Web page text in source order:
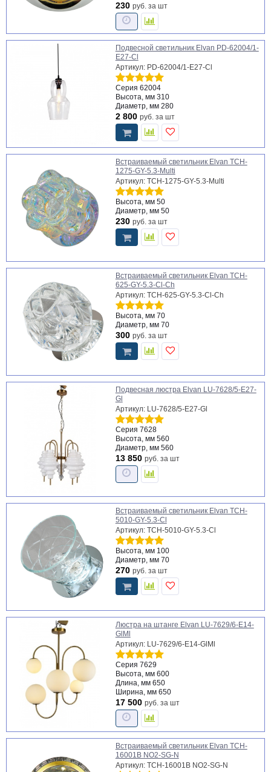
230 руб. за шт
Подвесной светильник Elvan PD-62004/1-
E27-Cl
Артикул: PD-62004/1-E27-Cl
Серия 62004
Высота, мм 310
Диаметр, мм 280
2 800 руб. за шт
Встраиваемый светильник Elvan TCH-
1275-GY-5.3-Multi
Артикул: TCH-1275-GY-5.3-Multi
Высота, мм 50
Диаметр, мм 50
230 руб. за шт
Встраиваемый светильник Elvan TCH-
625-GY-5.3-Cl-Ch
Артикул: TCH-625-GY-5.3-Cl-Ch
Высота, мм 70
Диаметр, мм 70
300 руб. за шт
Подвесная люстра Elvan LU-7628/5-Е27-
Gl
Артикул: LU-7628/5-Е27-Gl
Серия 7628
Высота, мм 560
Диаметр, мм 560
13 850 руб. за шт
Встраиваемый светильник Elvan TCH-
5010-GY-5.3-Cl
Артикул: TCH-5010-GY-5.3-Cl
Высота, мм 100
Диаметр, мм 70
270 руб. за шт
Люстра на штанге Elvan LU-7629/6-Е14-
GlMl
Артикул: LU-7629/6-Е14-GlMl
Серия 7629
Высота, мм 600
Длина, мм 650
Ширина, мм 650
17 500 руб. за шт
Встраиваемый светильник Elvan TCH-
16001B NO2-SG-N
Артикул: TCH-16001B NO2-SG-N